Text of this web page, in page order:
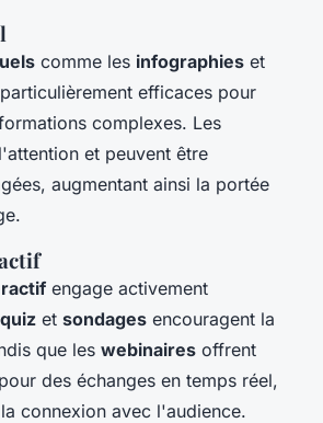
comme les infographies et
efficaces pour
complexes. Les
et peuvent être
augmentant ainsi la portée
engage activement
quiz et sondages encouragent la
que les webinaires offrent
des échanges en temps réel,
connexion avec l'audience.